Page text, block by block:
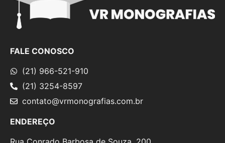
FALE CONOSCO
(21) 966-521-910
(21) 3254-8597
contato@vrmonografias.com.br
ENDEREÇO